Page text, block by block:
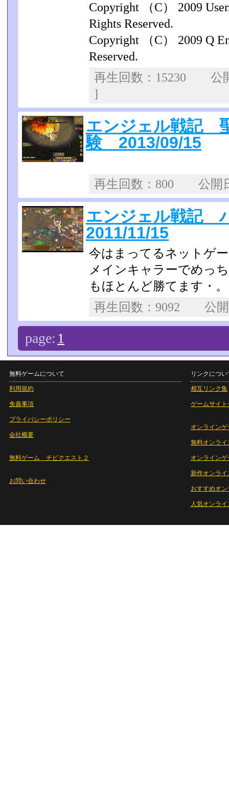
Copyright （C） 2009
Rights Reserved.
Copyright （C） 2009 Q
Reserved.
再生回数：15230
]
エンジェル戦記
験 2013/09/15
再生回数：800 公
エンジェル戦記
2011/11/15
今はまってるネットゲ
メインキャラーでめっ
もほとんど勝てます・
再生回数：9092
page: 1
無料ゲームについて
利用規約
免責事項
プライバシーポリシー
会社概要
無料ゲーム チビクエスト２
お問い合わせ
リンクについ
相互リンク集
ゲームサイト
オンラインゲ
無料オンライ
オンライン
新作オンライ
おすすめオ
人気オンラ